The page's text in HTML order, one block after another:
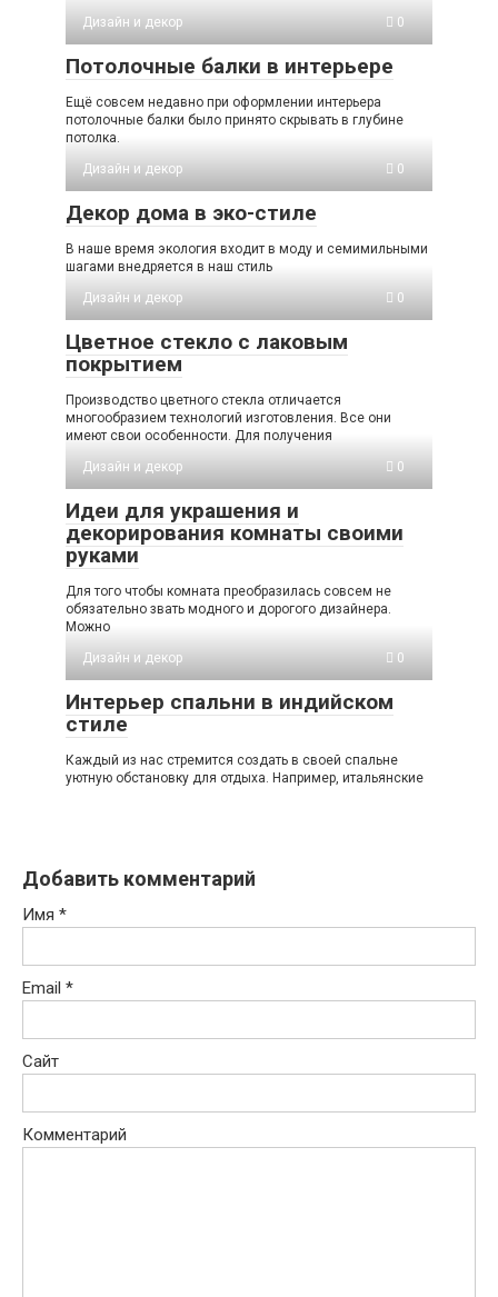
Дизайн и декор
0
Потолочные балки в интерьере
Ещё совсем недавно при оформлении интерьера
потолочные балки было принято скрывать в глубине
потолка.
Дизайн и декор
0
Декор дома в эко-стиле
В наше время экология входит в моду и семимильными
шагами внедряется в наш стиль
Дизайн и декор
0
Цветное стекло с лаковым
покрытием
Производство цветного стекла отличается
многообразием технологий изготовления. Все они
имеют свои особенности. Для получения
Дизайн и декор
0
Идеи для украшения и
декорирования комнаты своими
руками
Для того чтобы комната преобразилась совсем не
обязательно звать модного и дорогого дизайнера.
Можно
Дизайн и декор
0
Интерьер спальни в индийском
стиле
Каждый из нас стремится создать в своей спальне
уютную обстановку для отдыха. Например, итальянские
Добавить комментарий
Имя *
Email *
Сайт
Комментарий